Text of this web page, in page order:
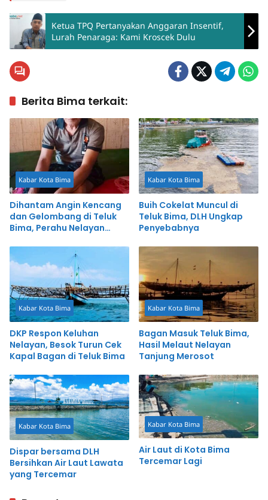
Ketua TPQ Pertanyakan Anggaran Insentif,
Lurah Penaraga: Kami Kroscek Dulu
Berita Bima terkait:
Kabar Kota Bima
Dihantam Angin Kencang
dan Gelombang di Teluk
Bima, Perahu Nelayan
Kabar Kota Bima
Buih Cokelat Muncul di
Teluk Bima, DLH Ungkap
Penyebabnya
Kabar Kota Bima
DKP Respon Keluhan
Nelayan, Besok Turun Cek
Kapal Bagan di Teluk Bima
Kabar Kota Bima
Bagan Masuk Teluk Bima,
Hasil Melaut Nelayan
Tanjung Merosot
Kabar Kota Bima
Dispar bersama DLH
Bersihkan Air Laut Lawata
yang Tercemar
Kabar Kota Bima
Air Laut di Kota Bima
Tercemar Lagi